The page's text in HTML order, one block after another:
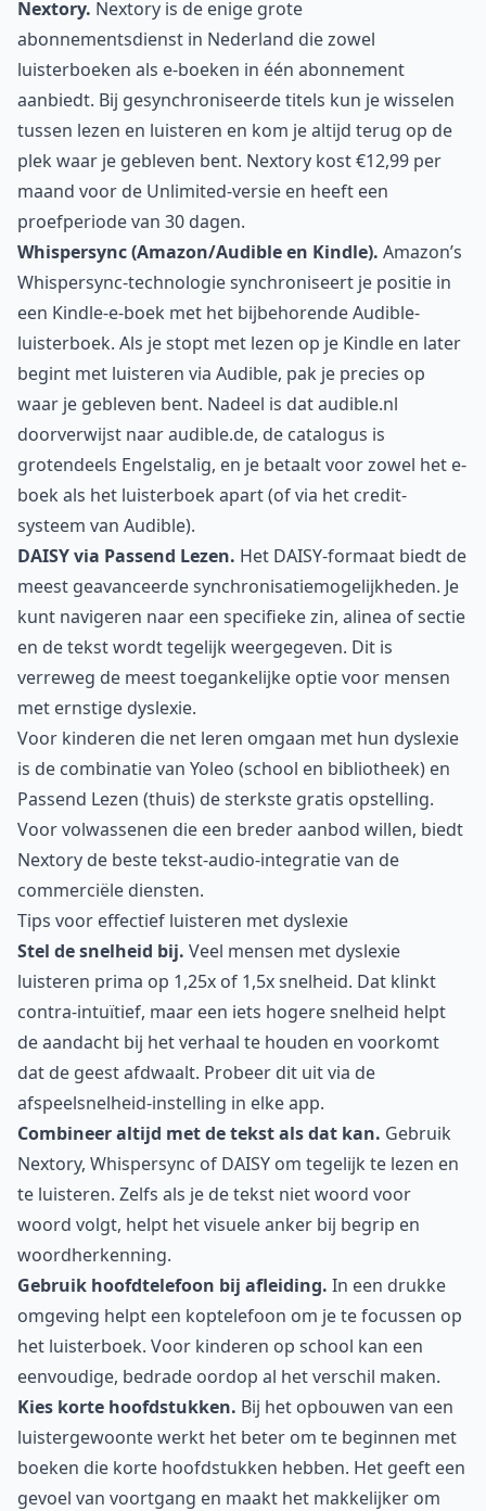
Nextory. Nextory is de enige grote
abonnementsdienst in Nederland die zowel
luisterboeken als e-boeken in één abonnement
aanbiedt. Bij gesynchroniseerde titels kun je wisselen
tussen lezen en luisteren en kom je altijd terug op de
plek waar je gebleven bent. Nextory kost €12,99 per
maand voor de Unlimited-versie en heeft een
proefperiode van 30 dagen.
Whispersync (Amazon/Audible en Kindle). Amazon’s
Whispersync-technologie synchroniseert je positie in
een Kindle-e-boek met het bijbehorende Audible-
luisterboek. Als je stopt met lezen op je Kindle en later
begint met luisteren via Audible, pak je precies op
waar je gebleven bent. Nadeel is dat audible.nl
doorverwijst naar audible.de, de catalogus is
grotendeels Engelstalig, en je betaalt voor zowel het e-
boek als het luisterboek apart (of via het credit-
systeem van Audible).
DAISY via Passend Lezen. Het DAISY-formaat biedt de
meest geavanceerde synchronisatiemogelijkheden. Je
kunt navigeren naar een specifieke zin, alinea of sectie
en de tekst wordt tegelijk weergegeven. Dit is
verreweg de meest toegankelijke optie voor mensen
met ernstige dyslexie.
Voor kinderen die net leren omgaan met hun dyslexie
is de combinatie van Yoleo (school en bibliotheek) en
Passend Lezen (thuis) de sterkste gratis opstelling.
Voor volwassenen die een breder aanbod willen, biedt
Nextory de beste tekst-audio-integratie van de
commerciële diensten.
Tips voor effectief luisteren met dyslexie
Stel de snelheid bij. Veel mensen met dyslexie
luisteren prima op 1,25x of 1,5x snelheid. Dat klinkt
contra-intuïtief, maar een iets hogere snelheid helpt
de aandacht bij het verhaal te houden en voorkomt
dat de geest afdwaalt. Probeer dit uit via de
afspeelsnelheid-instelling in elke app.
Combineer altijd met de tekst als dat kan. Gebruik
Nextory, Whispersync of DAISY om tegelijk te lezen en
te luisteren. Zelfs als je de tekst niet woord voor
woord volgt, helpt het visuele anker bij begrip en
woordherkenning.
Gebruik hoofdtelefoon bij afleiding. In een drukke
omgeving helpt een koptelefoon om je te focussen op
het luisterboek. Voor kinderen op school kan een
eenvoudige, bedrade oordop al het verschil maken.
Kies korte hoofdstukken. Bij het opbouwen van een
luistergewoonte werkt het beter om te beginnen met
boeken die korte hoofdstukken hebben. Het geeft een
gevoel van voortgang en maakt het makkelijker om